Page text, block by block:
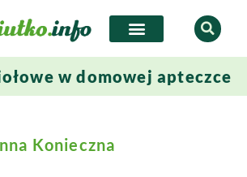
w domowej apteczce
Konieczna